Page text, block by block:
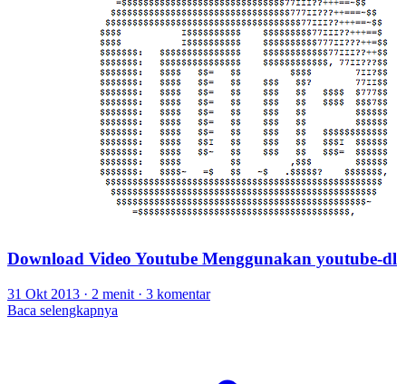
Download Video Youtube Menggunakan youtube-dl
31 Okt 2013 · 2 menit · 3 komentar
Baca selengkapnya